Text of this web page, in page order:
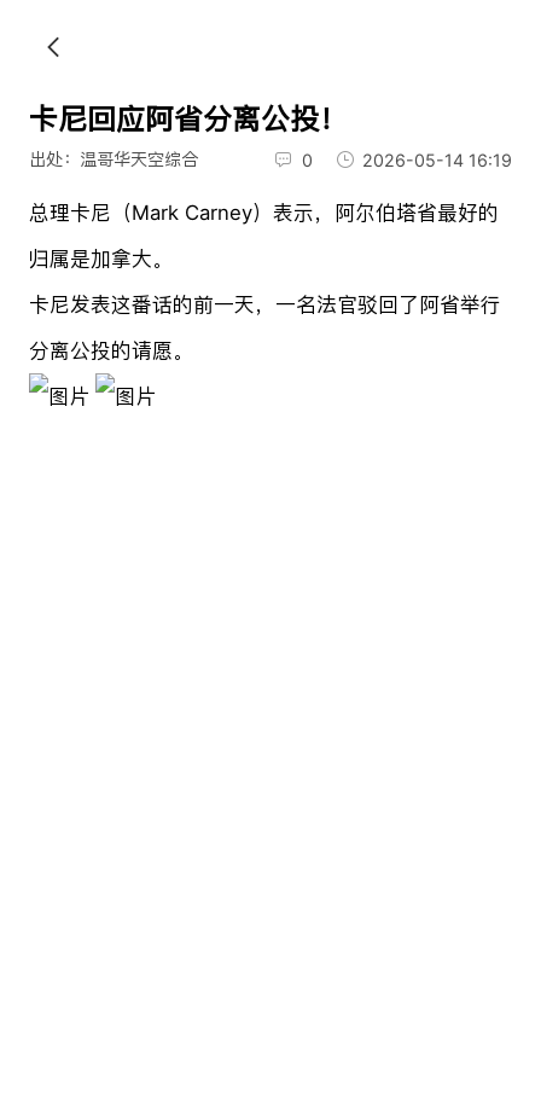
卡尼回应阿省分离公投！
出处：温哥华天空综合 0 2026-05-14 16:19
总理卡尼（Mark Carney）表示，阿尔伯塔省最好的
归属是加拿大。
卡尼发表这番话的前一天，一名法官驳回了阿省举行
分离公投的请愿。